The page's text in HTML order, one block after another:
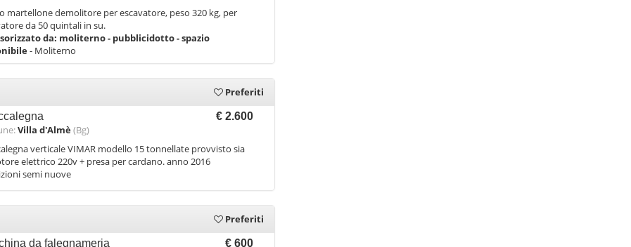
martellone demolitore per escavatore, peso 320 kg, per
da 50 quintali in su.
da: moliterno - pubblicidotto - spazio
- Moliterno
Preferiti
€ 2.600
Villa d'Almè(Bg)
verticale VIMAR modello 15 tonnellate provvisto sia
elettrico 220v + presa per cardano. anno 2016
semi nuove
Preferiti
da falegnameria € 600